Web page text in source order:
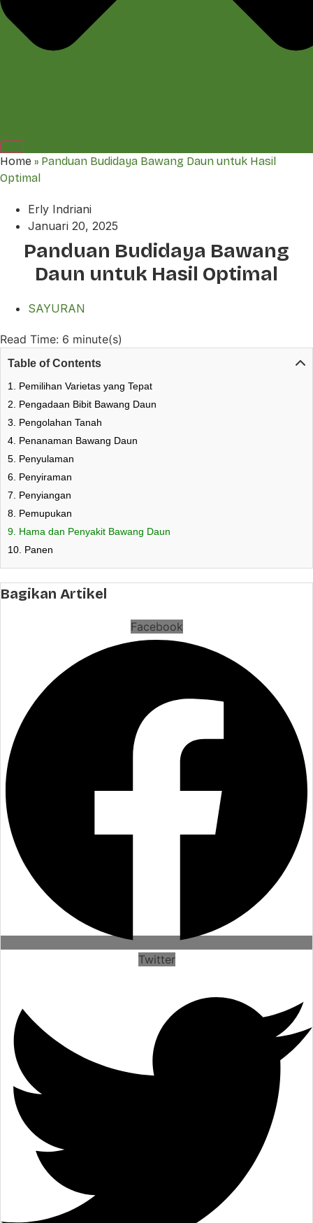
Home » Panduan Budidaya Bawang Daun untuk Hasil
Optimal
Erly Indriani
Januari 20, 2025
Panduan Budidaya Bawang
Daun untuk Hasil Optimal
SAYURAN
Read Time: 6 minute(s)
Table of Contents
1. Pemilihan Varietas yang Tepat
2. Pengadaan Bibit Bawang Daun
3. Pengolahan Tanah
4. Penanaman Bawang Daun
5. Penyulaman
6. Penyiraman
7. Penyiangan
8. Pemupukan
9. Hama dan Penyakit Bawang Daun
10. Panen
Bagikan Artikel
Facebook
Twitter